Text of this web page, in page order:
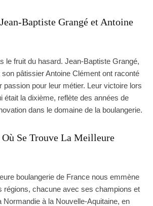
Baptiste Grangé et Antoine
le fruit du hasard. Jean-Baptiste Grangé,
pâtissier Antoine Clément ont raconté
passion pour leur métier. Leur victoire lors
était la dixième, reflète des années de
dans le domaine de la boulangerie.
Se Trouve La Meilleure
boulangerie de France nous emmène
régions, chacune avec ses champions et
Normandie à la Nouvelle-Aquitaine, en